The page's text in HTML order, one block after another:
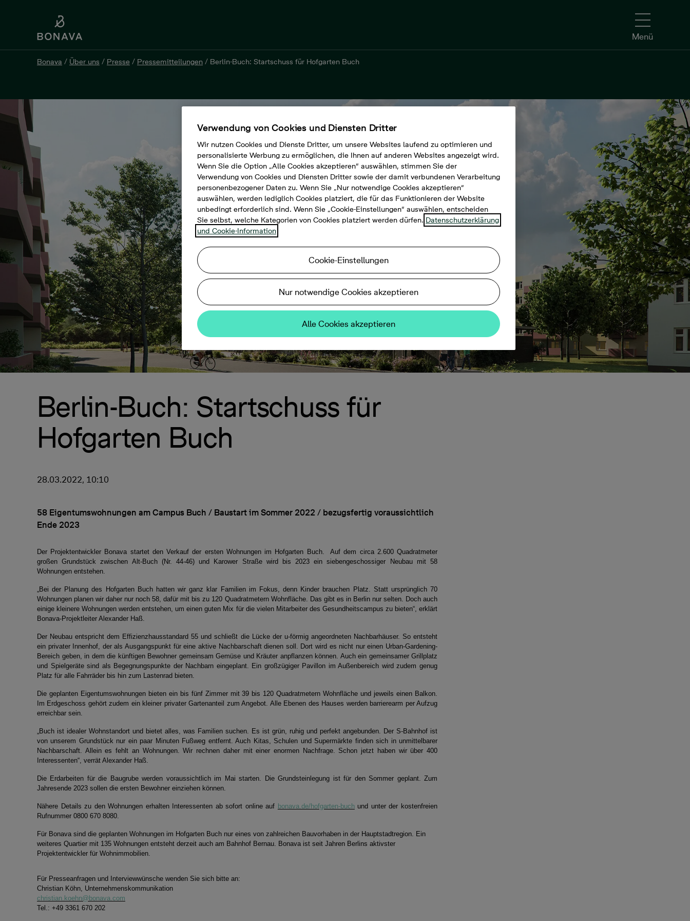
Menü
Bonava / Über uns / Presse / Pressemitteilungen / Berlin-Buch: Startschuss für Hofgarten Buch
Berlin-Buch: Startschuss für
Hofgarten Buch
28.03.2022, 10:10
58 Eigentumswohnungen am Campus Buch / Baustart im Sommer 2022 / bezugsfertig voraussichtlich
Ende 2023
Der Projektentwickler Bonava startet den Verkauf der ersten Wohnungen im Hofgarten Buch. Auf dem circa 2.600 Quadratmeter
großen Grundstück zwischen Alt-Buch (Nr. 44-46) und Karower Straße wird bis 2023 ein siebengeschossiger Neubau mit 58
Wohnungen entstehen.
„Bei der Planung des Hofgarten Buch hatten wir ganz klar Familien im Fokus, denn Kinder brauchen Platz. Statt ursprünglich 70
Wohnungen planen wir daher nur noch 58, dafür mit bis zu 120 Quadratmetern Wohnfläche. Das gibt es in Berlin nur selten. Doch auch
einige kleinere Wohnungen werden entstehen, um einen guten Mix für die vielen Mitarbeiter des Gesundheitscampus zu bieten“, erklärt
Bonava-Projektleiter Alexander Haß.
Der Neubau entspricht dem Effizienzhausstandard 55 und schließt die Lücke der u-förmig angeordneten Nachbarhäuser. So entsteht
ein privater Innenhof, der als Ausgangspunkt für eine aktive Nachbarschaft dienen soll. Dort wird es nicht nur einen Urban-Gardening-
Bereich geben, in dem die künftigen Bewohner gemeinsam Gemüse und Kräuter anpflanzen können. Auch ein gemeinsamer Grillplatz
und Spielgeräte sind als Begegnungspunkte der Nachbarn eingeplant. Ein großzügiger Pavillon im Außenbereich wird zudem genug
Platz für alle Fahrräder bis hin zum Lastenrad bieten.
Die geplanten Eigentumswohnungen bieten ein bis fünf Zimmer mit 39 bis 120 Quadratmetern Wohnfläche und jeweils einen Balkon.
Im Erdgeschoss gehört zudem ein kleiner privater Gartenanteil zum Angebot. Alle Ebenen des Hauses werden barrierearm per Aufzug
erreichbar sein.
„Buch ist idealer Wohnstandort und bietet alles, was Familien suchen. Es ist grün, ruhig und perfekt angebunden. Der S-Bahnhof ist
von unserem Grundstück nur ein paar Minuten Fußweg entfernt. Auch Kitas, Schulen und Supermärkte finden sich in unmittelbarer
Nachbarschaft. Allein es fehlt an Wohnungen. Wir rechnen daher mit einer enormen Nachfrage. Schon jetzt haben wir über 400
Interessenten“, verrät Alexander Haß.
Die Erdarbeiten für die Baugrube werden voraussichtlich im Mai starten. Die Grundsteinlegung ist für den Sommer geplant. Zum
Jahresende 2023 sollen die ersten Bewohner einziehen können.
Nähere Details zu den Wohnungen erhalten Interessenten ab sofort online auf bonava.de/hofgarten-buchund unter der kostenfreien
Rufnummer 0800 670 8080.
Für Bonava sind die geplanten Wohnungen im Hofgarten Buch nur eines von zahlreichen Bauvorhaben in der Hauptstadtregion. Ein
weiteres Quartier mit 135 Wohnungen entsteht derzeit auch am Bahnhof Bernau. Bonava ist seit Jahren Berlins aktivster
Projektentwickler für Wohnimmobilien.
Für Presseanfragen und Interviewwünsche wenden Sie sich bitte an:
Christian Köhn, Unternehmenskommunikation
christian.koehn@bonava.com
Tel.: +49 3361 670 202
Verwendung von Cookies und Diensten Dritter
Wir nutzen Cookies und Dienste Dritter, um unsere Websites laufend zu optimieren und
personalisierte Werbung zu ermöglichen, die Ihnen auf anderen Websites angezeigt wird.
Wenn Sie die Option „Alle Cookies akzeptieren“ auswählen, stimmen Sie der
Verwendung von Cookies und Diensten Dritter sowie der damit verbundenen Verarbeitung
personenbezogener Daten zu. Wenn Sie „Nur notwendige Cookies akzeptieren“
auswählen, werden lediglich Cookies platziert, die für das Funktionieren der Website
unbedingt erforderlich sind. Wenn Sie „Cookie-Einstellungen“ auswählen, entscheiden
Sie selbst, welche Kategorien von Cookies platziert werden dürfen. Datenschutzerklärung
und Cookie-Information
Cookie-Einstellungen
Nur notwendige Cookies akzeptieren
Alle Cookies akzeptieren